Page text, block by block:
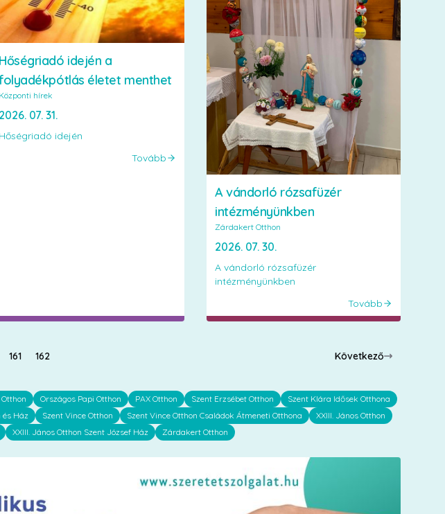
Hőségriadó idején a
életet menthet
Központi hírek
2026. 07. 31.
Hőségriadó idején
Tovább
A vándorló rózsafüzér
intézményünkben
Zárdakert Otthon
2026. 07. 30.
A vándorló rózsafüzér
intézményünkben
Tovább
161 162 Következő
Országos Papi Otthon PAX Otthon Szent Erzsébet Otthon
Szent Klára Idősek Otthona
és Ház Szent Vince Otthon Szent Vince Otthon Családok Átmeneti Otthona
XXIII. János Otthon
XXIII. János Otthon Szent József Ház Zárdakert Otthon